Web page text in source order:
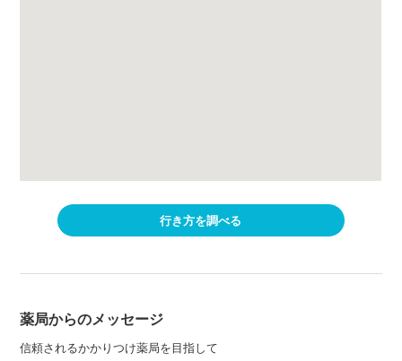
行き方を調べる
薬局からのメッセージ
信頼されるかかりつけ薬局を目指して